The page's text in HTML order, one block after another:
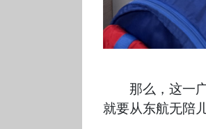
那么，这一
就要从东航无陪